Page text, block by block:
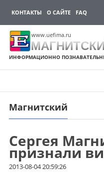
КОНТАКТЫ О САЙТЕ FAQ
www.uefima.ru
ИНФОРМАЦИОННО
Перейти
Магнитский
Сергея
признали
2013-08-04 20:59:26